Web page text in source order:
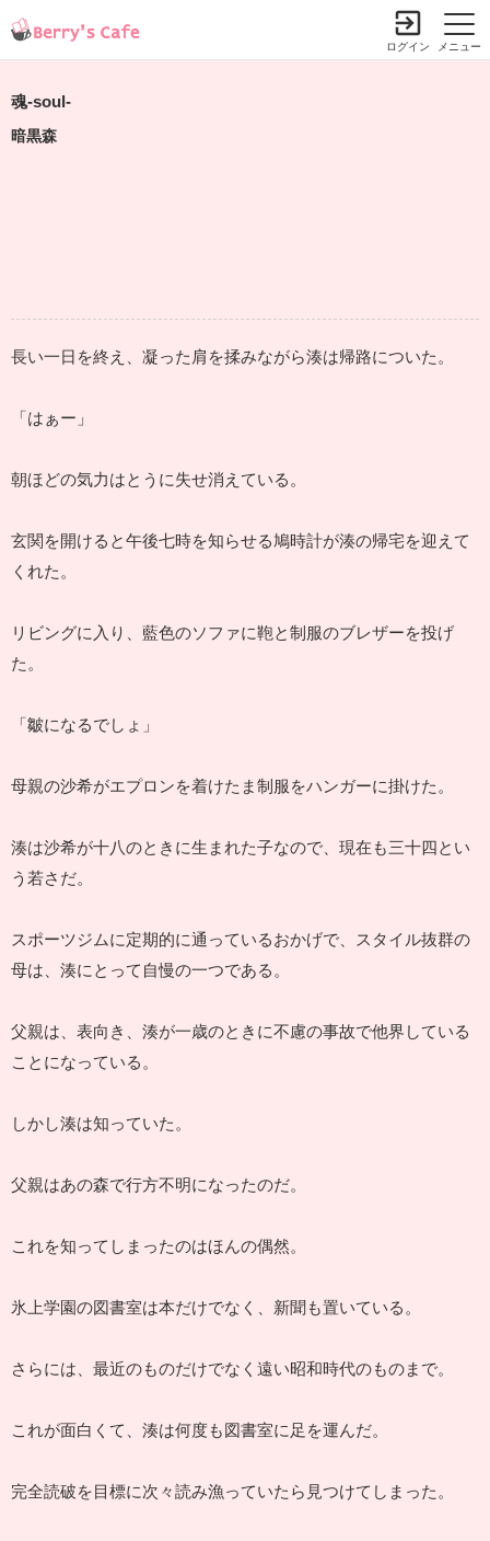
メニュー
ログイン
魂‐soul‐
暗黒森
長い一日を終え、凝った肩を揉みながら湊は帰路についた。
「はぁー」
朝ほどの気力はとうに失せ消えている。
玄関を開けると午後七時を知らせる鳩時計が湊の帰宅を迎えて
くれた。
リビングに入り、藍色のソファに鞄と制服のブレザーを投げ
た。
「皺になるでしょ」
母親の沙希がエプロンを着けたま制服をハンガーに掛けた。
湊は沙希が十八のときに生まれた子なので、現在も三十四とい
う若さだ。
スポーツジムに定期的に通っているおかげで、スタイル抜群の
母は、湊にとって自慢の一つである。
父親は、表向き、湊が一歳のときに不慮の事故で他界している
ことになっている。
しかし湊は知っていた。
父親はあの森で行方不明になったのだ。
これを知ってしまったのはほんの偶然。
氷上学園の図書室は本だけでなく、新聞も置いている。
さらには、最近のものだけでなく遠い昭和時代のものまで。
これが面白くて、湊は何度も図書室に足を運んだ。
完全読破を目標に次々読み漁っていたら見つけてしまった。